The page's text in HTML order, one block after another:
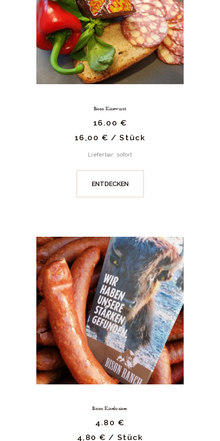
Bison Käsewurst
16.00 €
16,00€ /Stück
Lieferbar: sofort
ENTDECKEN
Bison Käsekrainer
4.80 €
4,80€ / Stück